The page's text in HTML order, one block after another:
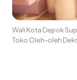
Wali Kota Depok
Toko Oleh-oleh